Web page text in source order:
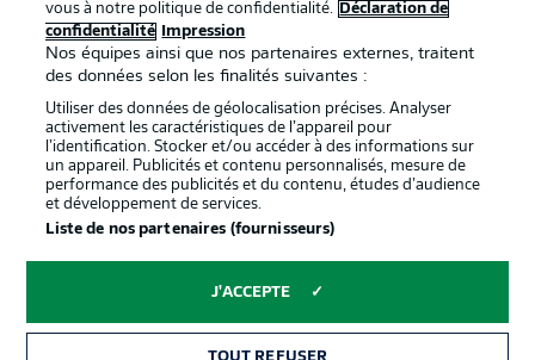
La publicité
services
Mentions Légales Gérer mes préférences
Déclaration de
confidentialité
Diffuseurs
Travaux Contact
Impression Joueurs
vous à notre politique de confidentialité.
Déclaration de
confidentialité
Impression
Nos équipes ainsi que nos partenaires externes, traitent
des données selon les finalités suivantes :
Utiliser des données de géolocalisation précises. Analyser
activement les caractéristiques de l’appareil pour
l’identification. Stocker et/ou accéder à des informations sur
un appareil. Publicités et contenu personnalisés, mesure de
performance des publicités et du contenu, études d’audience
et développement de services.
Liste de nos partenaires (fournisseurs)
J'ACCEPTE